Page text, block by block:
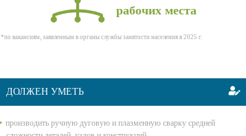
рабочих места
*по вакансиям, заявленным в органы службы занятости населения в 2025 г.
ДОЛЖЕН УМЕТЬ
производить ручную дуговую и плазменную сварку средней